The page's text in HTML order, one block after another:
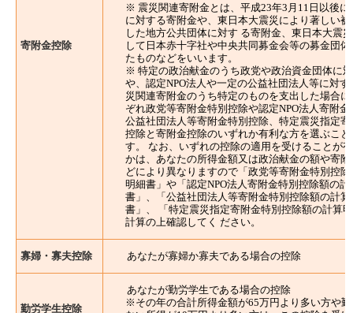
寄附金控除
※ 震災関連寄附金とは、平成23年3月11日以後に
に対する寄附金や、東日本大震災により著しい
した地方公共団体に対す る寄附金、東日本大震
して日本赤十字社や中央共同募金会等の募金団
たものなどをいいます。
※ 特定の政治献金のうち政党や政治資金団体に
や、認定NPO法人や一定の公益社団法人等に対
災関連寄附金のうち特定のものを支出した場合
ぞれ政党等寄附金特別控除や認定NPO法人寄附
公益社団法人等寄附金特別控除、特定震災指定
控除と寄附金控除のいずれか有利な方を選ぶこ
す。 なお、いずれの控除の適用を受けることが
かは、あなたの所得金額又は政治献金の額や寄
どにより異なりますので「政党等寄附金特別控
明細書」や「認定NPO法人寄附金特別控除額の計
書」、「公益社団法人等寄附金特別控除額の計算
書」、 「特定震災指定寄附金特別控除額の計算
計算の上確認してく ださい。
寡婦・寡夫控除 あなたが寡婦か寡夫である場合の控除
勤労学生控除
あなたが勤労学生である場合の控除
※その年の合計所得金額が65万円より多い方や